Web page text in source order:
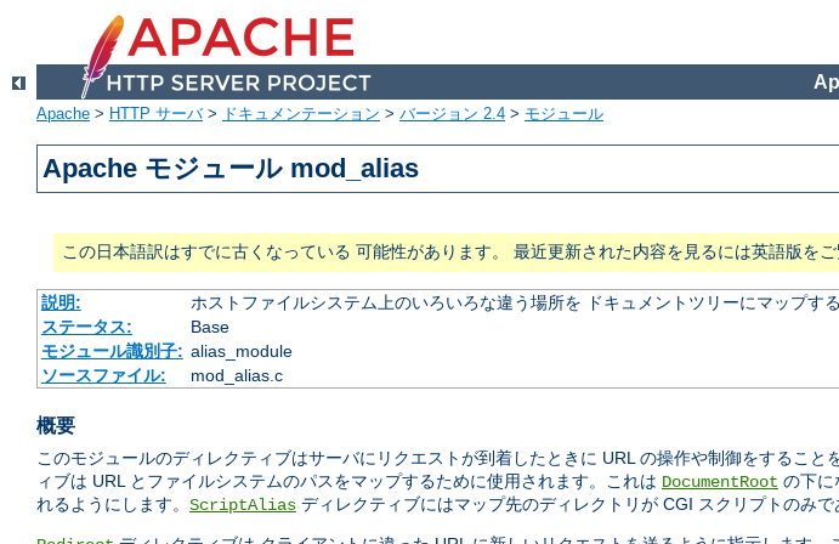
Apache > HTTP サーバ> ドキュメンテーション > バージョン 2.4 > モジュール
Apache モジュール mod_alias
この日本語訳はすでに古くなっている 可能性があります。 最近更新された内容を見るには英語版をご
説明:
ホストファイルシステム上のいろいろな違う場所を ドキュメントツリーにマップす
ステータス:
Base
モジュール識別子: alias_module
ソースファイル:
mod_alias.c
概要
このモジュールのディレクティブはサーバにリクエストが到着したときに URL の操作や制御をすること
ィブは URL とファイルシステムのパスをマップするために使用されます。これは DocumentRoot の下に
れるようにします。 ScriptAlias ディレクティブにはマップ先のディレクトリが CGI スクリプトのみ